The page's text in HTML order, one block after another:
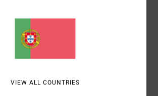
RELAÇÃO QUALIDADE/PREÇO
VIEW ALL COUNTRIES